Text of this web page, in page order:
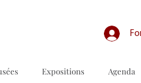
Expositions Agenda